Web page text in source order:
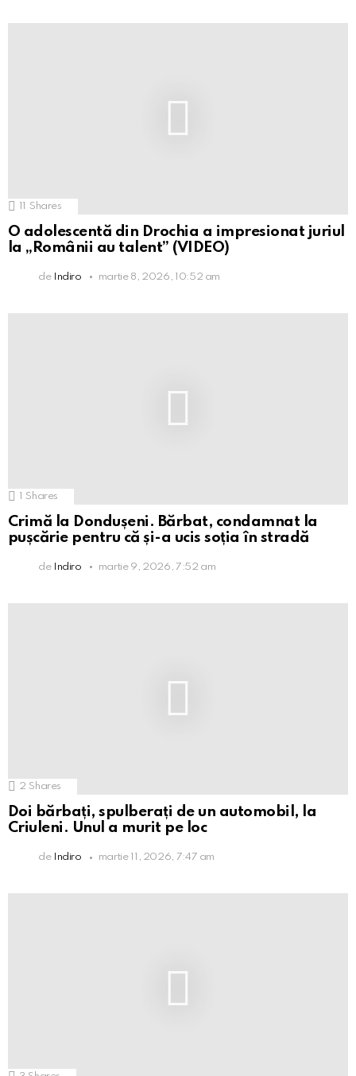
11 Shares
O adolescentă din Drochia a impresionat juriul
la „Românii au talent” (VIDEO)
de Indiro martie 8, 2026, 10:52 am
Shares
Crimă la Dondușeni. Bărbat, condamnat la
pușcărie pentru că și-a ucis soția în stradă
de Indiro martie 9, 2026, 7:52 am
2 Shares
Doi bărbați, spulberați de un automobil, la
Criuleni. Unul a murit pe loc
de Indiro martie 11, 2026, 7:47 am